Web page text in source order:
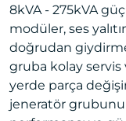
8kVA - 275kVA
modüler, ses
doğrudan
gruba kolay servis
yerde parça
jeneratör